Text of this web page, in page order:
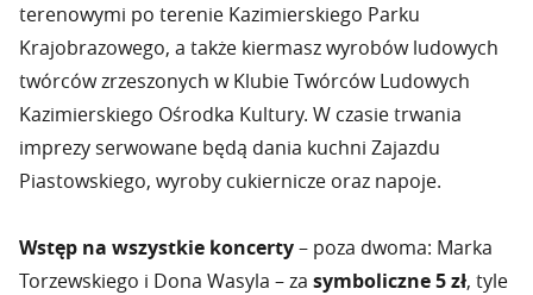
terenowymi po terenie Kazimierskiego Parku
Krajobrazowego, a także kiermasz wyrobów ludowych
twórców zrzeszonych w Klubie Twórców Ludowych
Kazimierskiego Ośrodka Kultury. W czasie trwania
imprezy serwowane będą dania kuchni Zajazdu
Piastowskiego, wyroby cukiernicze oraz napoje.
Wstęp na wszystkie koncerty– poza dwoma: Marka
Torzewskiego i Dona Wasyla – za symboliczne 5 zł, tyle